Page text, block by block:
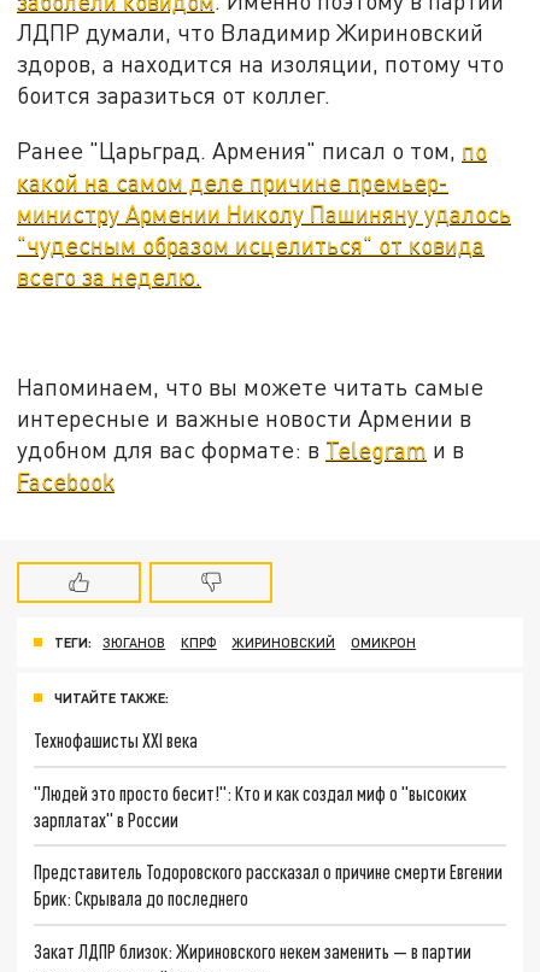
ЛДПР думали, что Владимир Жириновский
здоров, а находится на изоляции, потому что
боится заразиться от коллег.
Ранее "Царьград. Армения" писал о том, по
какой на самом деле причине премьер-
министру Армении Николу Пашиняну удалось
"чудесным образом исцелиться" от ковида
всего за неделю.
Напоминаем, что вы можете читать самые
интересные и важные новости Армении в
удобном для вас формате: в Telegram и в
Facebook
ТЕГИ: ЗЮГАНОВ КПРФ ЖИРИНОВСКИЙ ОМИКРОН
ЧИТАЙТЕ ТАКЖЕ:
Технофашисты XXI века
"Людей это просто бесит!": Кто и как создал миф о "высоких
зарплатах" в России
Представитель Тодоровского рассказал о причине смерти Евгении
Брик: Скрывала до последнего
Закат ЛДПР близок: Жириновского некем заменить — в партии